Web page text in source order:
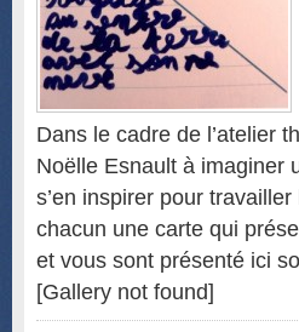
Dans le cadre de l’atelier
Noëlle Esnault à imaginer
s’en inspirer pour
chacun une carte qui
et vous sont présenté ici
[Gallery not found]